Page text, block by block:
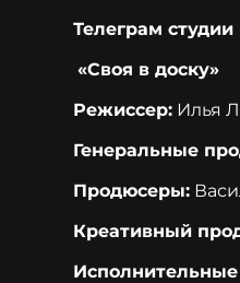
Телеграм студии
«Своя в доску»
Режиссер: Илья
Генеральные
Продюсеры:
Креативный